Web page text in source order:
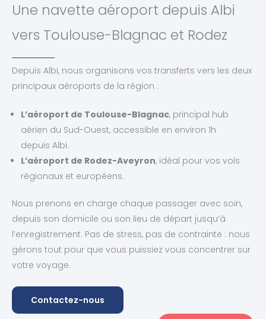
Une navette aéroport depuis Albi
vers Toulouse-Blagnac et Rodez
Depuis Albi, nous organisons vos transferts vers les deux
principaux aéroports de la région :
L’aéroport de Toulouse-Blagnac, principal hub
aérien du Sud-Ouest, accessible en environ 1h
depuis Albi.
L’aéroport de Rodez-Aveyron, idéal pour vos vols
régionaux et européens.
Nous prenons en charge chaque passager avec soin,
depuis son domicile ou son lieu de départ jusqu’à
l’enregistrement. Pas de stress, pas de contrainte : nous
gérons tout pour que vous puissiez vous concentrer sur
votre voyage.
Contactez-nous